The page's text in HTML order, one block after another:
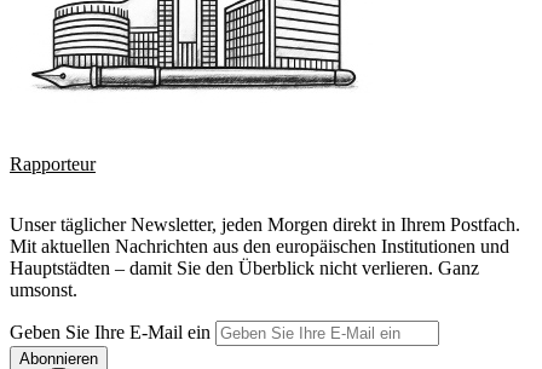
Rapporteur
Unser täglicher Newsletter, jeden Morgen direkt in Ihrem Postfach.
Mit aktuellen Nachrichten aus den europäischen Institutionen und
Hauptstädten – damit Sie den Überblick nicht verlieren. Ganz
umsonst.
Geben Sie Ihre E-Mail ein
Abonnieren